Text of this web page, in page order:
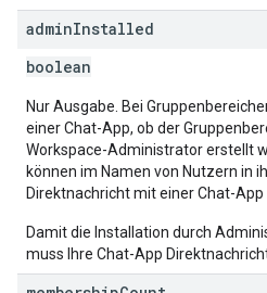
adminInstalled
boolean
Nur Ausgabe. Bei
einer Chat-App, ob der
Workspace-Administrator erstellt
können im Namen von Nutzern in
Direktnachricht mit einer Chat-
Damit die Installation durch
muss Ihre Chat-App